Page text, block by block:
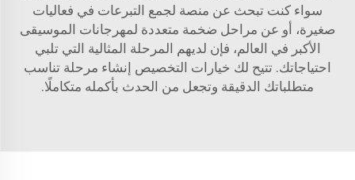
سواء كنت تبحث عن منصة لجمع التبرعات في فعاليات
صغيرة، أو عن مراحل ضخمة متعددة لمهرجانات الموسيقى
الأكبر في العالم، فإن لديهم المرحلة المثالية التي تلبي
احتياجاتك. تتيح لك خيارات التخصيص إنشاء مرحلة تناسب
متطلباتك الدقيقة وتجعل من الحدث بأكمله متكاملًا.